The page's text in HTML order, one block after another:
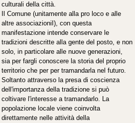
culturali della città.
Il Comune (unitamente alla pro loco e alle
altre associazioniI), con questa
manifestazione intende conservare le
tradizioni descritte alla gente del posto, e non
solo, in particolare alle nuove generazioni,
sia per fargli conoscere la storia del proprio
territorio che per per tramandarla nel futuro.
Soltanto attraverso la presa di coscienza
dell'importanza della tradizione si può
coltivare l'interesse a tramandarlo. La
popolazione locale viene coinvolta
direttamente nelle attività della